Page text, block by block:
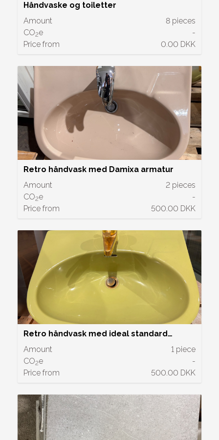
Håndvaske og toiletter
Amount
8 pieces
CO2e
-
Price from
0.00 DKK
Retro håndvask med Damixa armatur
Amount
2 pieces
CO2e
-
Price from
500.00 DKK
Retro håndvask med ideal standard
armatur
Amount
1 piece
CO2e
-
Price from
500.00 DKK